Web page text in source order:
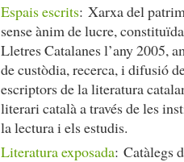
Espais escrits: Xarxa del
sense ànim de lucre,
Lletres Catalanes l’any 2005,
de custòdia, recerca, i difusió
escriptors de la literatura
literari català a través de les
la lectura i els estudis.
Literatura exposada: Catàlegs